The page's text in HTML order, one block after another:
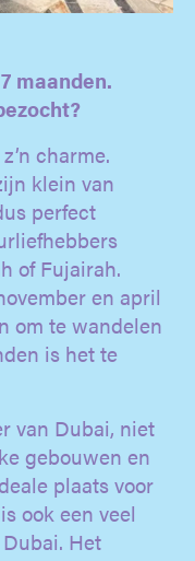
maanden.
charme.
klein van
perfect
of Fujairah.
en april
om te wandelen
is het te
van Dubai, niet
gebouwen en
plaats voor
ook een veel
Het